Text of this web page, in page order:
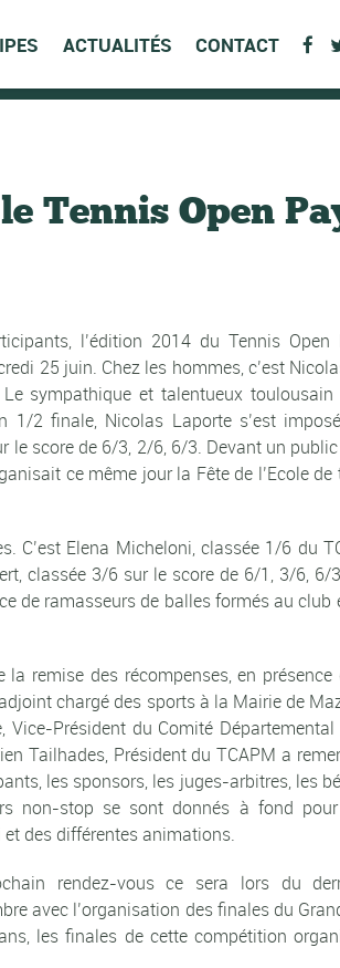
ACTUALITÉS CONTACT
Tennis Open
l’édition 2014 du Tennis Open
25 juin. Chez les hommes, c’est
sympathique et talentueux
2 finale, Nicolas Laporte s’est
score de 6/3, 2/6, 6/3. Devant un
ce même jour la Fête de l’Ecole
C’est Elena Micheloni, classée 1/6 du
classée 3/6 sur le score de 6/1, 3/6,
de ramasseurs de balles formés au club
la remise des récompenses, en présence
chargé des sports à la Mairie de
Vice-Président du Comité
Tailhades, Président du TCAPM a
les sponsors, les juges-arbitres, les
non-stop se sont donnés à fond
des différentes animations.
rendez-vous ce sera lors du
avec l’organisation des finales du
les finales de cette compétition